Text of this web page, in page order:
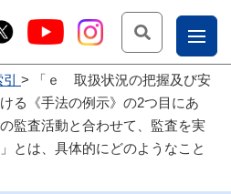
お
問
こー
じょ
ー部
「ｅ 取扱状況の把握及び安
る《手法の例示》の2つ目にあ
監査活動と合わせて、監査を実
とは、具体的にどのようなこと